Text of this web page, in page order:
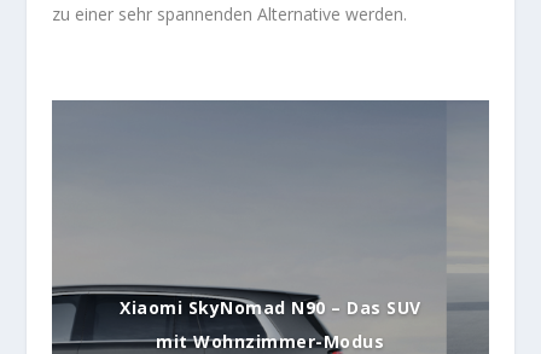
zu einer sehr spannenden Alternative werden.
Xiaomi SkyNomad N90 – Das SUV
mit Wohnzimmer-Modus